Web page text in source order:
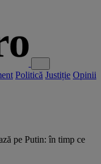
Politică Justiție Opinii
pe Putin: în timp ce